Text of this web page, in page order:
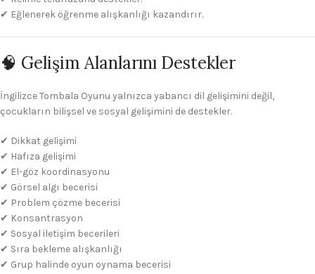
✔ Eğlenerek öğrenme alışkanlığı kazandırır.
🧠 Gelişim Alanlarını Destekler
İngilizce Tombala Oyunu yalnızca yabancı dil gelişimini değil,
çocukların bilişsel ve sosyal gelişimini de destekler.
✔ Dikkat gelişimi
✔ Hafıza gelişimi
✔ El-göz koordinasyonu
✔ Görsel algı becerisi
✔ Problem çözme becerisi
✔ Konsantrasyon
✔ Sosyal iletişim becerileri
✔ Sıra bekleme alışkanlığı
✔ Grup halinde oyun oynama becerisi